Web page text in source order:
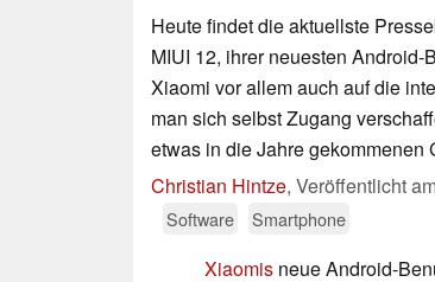
Heute findet die aktuellste
MIUI 12, ihrer neuesten
Xiaomi vor allem auch auf die
man sich selbst Zugang
etwas in die Jahre gekommenen
Christian Hintze, Veröffentlicht
Software
Smartphone
Xiaomis neue Android-